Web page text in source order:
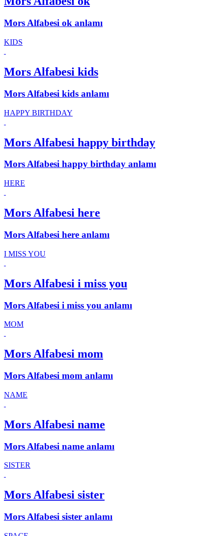
Mors Alfabesi ok anlamı
KIDS
Mors Alfabesi kids
Mors Alfabesi kids anlamı
HAPPY BIRTHDAY
Mors Alfabesi happy birthday
Mors Alfabesi happy birthday anlamı
HERE
Mors Alfabesi here
Mors Alfabesi here anlamı
I MISS YOU
Mors Alfabesi i miss you
Mors Alfabesi i miss you anlamı
MOM
Mors Alfabesi mom
Mors Alfabesi mom anlamı
NAME
Mors Alfabesi name
Mors Alfabesi name anlamı
SISTER
Mors Alfabesi sister
Mors Alfabesi sister anlamı